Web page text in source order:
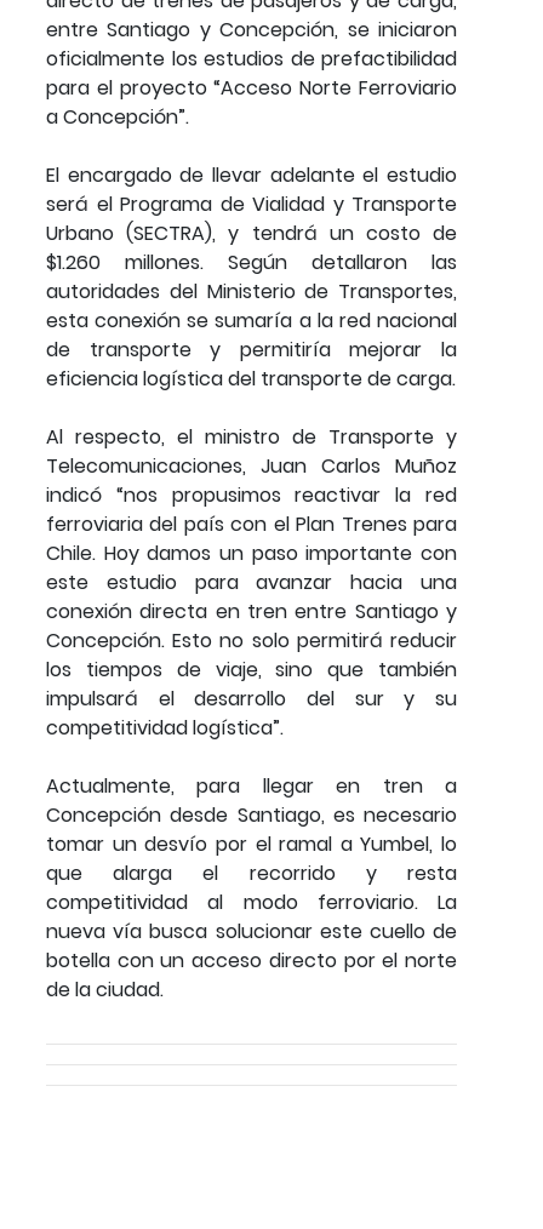
entre Santiago y Concepción, se iniciaron
oficialmente los estudios de prefactibilidad
para el proyecto “Acceso Norte Ferroviario
a Concepción”.
El encargado de llevar adelante el estudio
será el Programa de Vialidad y Transporte
Urbano (SECTRA), y tendrá un costo de
$1.260 millones. Según detallaron las
autoridades del Ministerio de Transportes,
esta conexión se sumaría a la red nacional
de transporte y permitiría mejorar la
eficiencia logística del transporte de carga.
Al respecto, el ministro de Transporte y
Telecomunicaciones, Juan Carlos Muñoz
indicó “nos propusimos reactivar la red
ferroviaria del país con el Plan Trenes para
Chile. Hoy damos un paso importante con
este estudio para avanzar hacia una
conexión directa en tren entre Santiago y
Concepción. Esto no solo permitirá reducir
los tiempos de viaje, sino que también
impulsará el desarrollo del sur y su
competitividad logística”.
Actualmente, para llegar en tren a
Concepción desde Santiago, es necesario
tomar un desvío por el ramal a Yumbel, lo
que alarga el recorrido y resta
competitividad al modo ferroviario. La
nueva vía busca solucionar este cuello de
botella con un acceso directo por el norte
de la ciudad.